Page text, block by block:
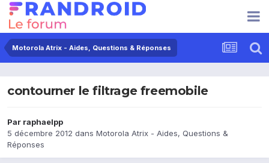
Motorola Atrix - Aides, Questions & Réponses
contourner le filtrage freemobile
Par raphaelpp
5 décembre 2012 dans Motorola Atrix - Aides, Questions &
Réponses